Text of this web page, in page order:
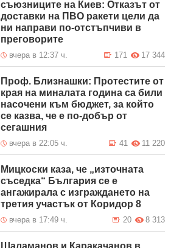
съюзниците на Киев: Отказът от
доставки на ПВО ракети цели да
ни направи по-отстъпчиви в
преговорите
вчера в 12:37 ч. 17 344
171
Проф. Близнашки: Протестите от
края на миналата година са били
насочени към бюджет, за който
се казва, че е по-добър от
сегашния
вчера в 22:05 ч. 11 220
41
Мицкоски каза, че „източната
съседка“ България се е
ангажирала с изграждането на
третия участък от Коридор 8
вчера в 17:49 ч. 8 313
20
Шаламанов и Каракачанов в